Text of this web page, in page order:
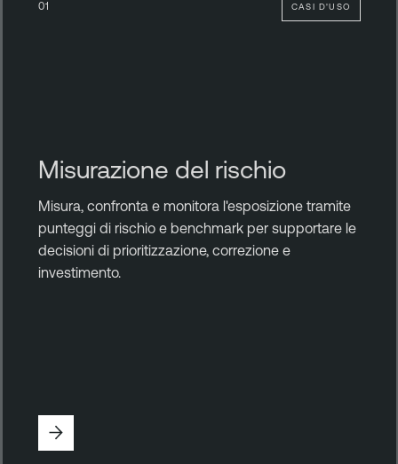
01 CASI D'USO
Misurazione del rischio
Misura, confronta e monitora l'esposizione tramite
punteggi di rischio e benchmark per supportare le
decisioni di prioritizzazione, correzione e
investimento.